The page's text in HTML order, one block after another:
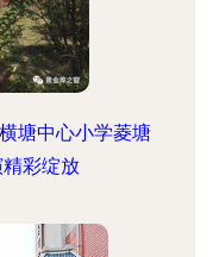
塘中心小学菱塘
彩绽放